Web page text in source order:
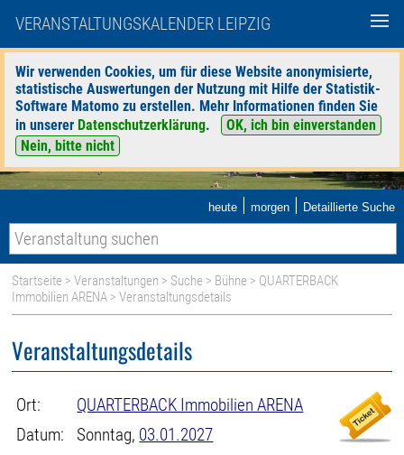
VERANSTALTUNGSKALENDER LEIPZIG
Wir verwenden Cookies, um für diese Website anonymisierte,
statistische Auswertungen der Nutzung mit Hilfe der Statistik-
Software Matomo zu erstellen. Mehr Informationen finden Sie
in unserer Datenschutzerklärung.
OK, ich bin einverstanden
Nein, bitte nicht
heute | morgen | Detaillierte Suche
Startseite >Veranstaltungen > Suche > Bühne > QUARTERBACK
Immobilien ARENA > Veranstaltungsdetails
Veranstaltungsdetails
Ort:
QUARTERBACK Immobilien ARENA
Datum:
Sonntag, 03.01.2027